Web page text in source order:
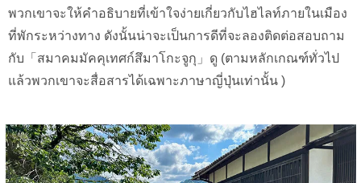
พวกเขาจะให้คำอธิบายที่เข้าใจง่ายเกี่ยวกับไฮไลท์ภายในเมือง
ที่พักระหว่างทาง ดังนั้นน่าจะเป็นการดีที่จะลองติดต่อสอบถาม
กับ「สมาคมมัคคุเทศก์สึมาโกะจูกุ」ดู (ตามหลักเกณฑ์ทั่วไป
แล้วพวกเขาจะสื่อสารได้เฉพาะภาษาญี่ปุ่นเท่านั้น )